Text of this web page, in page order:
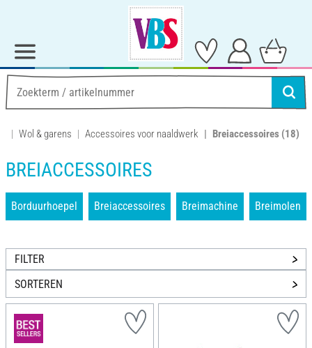
Wol & garens Accessoires voor naaldwerk Breiaccessoires (18)
BREIACCESSOIRES
Borduurhoepel Breiaccessoires Breimachine Breimolen
FILTER
SORTEREN